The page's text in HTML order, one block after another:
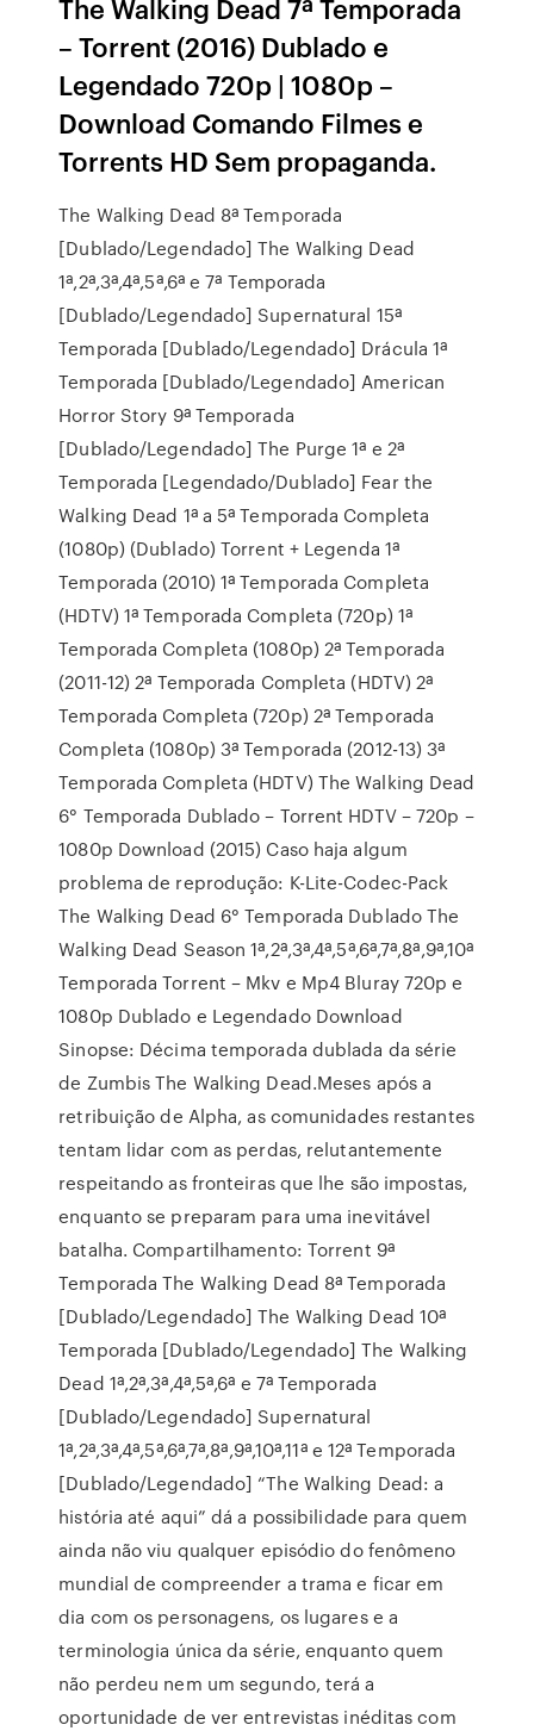
The Walking Dead 7ª Temporada
– Torrent (2016) Dublado e
Legendado 720p | 1080p –
Download Comando Filmes e
Torrents HD Sem propaganda.
The Walking Dead 8ª Temporada
[Dublado/Legendado] The Walking Dead
1ª,2ª,3ª,4ª,5ª,6ª e 7ª Temporada
[Dublado/Legendado] Supernatural 15ª
Temporada [Dublado/Legendado] Drácula 1ª
Temporada [Dublado/Legendado] American
Horror Story 9ª Temporada
[Dublado/Legendado] The Purge 1ª e 2ª
Temporada [Legendado/Dublado] Fear the
Walking Dead 1ª a 5ª Temporada Completa
(1080p) (Dublado) Torrent + Legenda 1ª
Temporada (2010) 1ª Temporada Completa
(HDTV) 1ª Temporada Completa (720p) 1ª
Temporada Completa (1080p) 2ª Temporada
(2011-12) 2ª Temporada Completa (HDTV) 2ª
Temporada Completa (720p) 2ª Temporada
Completa (1080p) 3ª Temporada (2012-13) 3ª
Temporada Completa (HDTV) The Walking Dead
6° Temporada Dublado – Torrent HDTV – 720p –
1080p Download (2015) Caso haja algum
problema de reprodução: K-Lite-Codec-Pack
The Walking Dead 6° Temporada Dublado The
Walking Dead Season 1ª,2ª,3ª,4ª,5ª,6ª,7ª,8ª,9ª,10ª
Temporada Torrent – Mkv e Mp4 Bluray 720p e
1080p Dublado e Legendado Download
Sinopse: Décima temporada dublada da série
de Zumbis The Walking Dead.Meses após a
retribuição de Alpha, as comunidades restantes
tentam lidar com as perdas, relutantemente
respeitando as fronteiras que lhe são impostas,
enquanto se preparam para uma inevitável
batalha. Compartilhamento: Torrent 9ª
Temporada The Walking Dead 8ª Temporada
[Dublado/Legendado] The Walking Dead 10ª
Temporada [Dublado/Legendado] The Walking
Dead 1ª,2ª,3ª,4ª,5ª,6ª e 7ª Temporada
[Dublado/Legendado] Supernatural
1ª,2ª,3ª,4ª,5ª,6ª,7ª,8ª,9ª,10ª,11ª e 12ª Temporada
[Dublado/Legendado] “The Walking Dead: a
história até aqui” dá a possibilidade para quem
ainda não viu qualquer episódio do fenômeno
mundial de compreender a trama e ficar em
dia com os personagens, os lugares e a
terminologia única da série, enquanto quem
não perdeu nem um segundo, terá a
oportunidade de ver entrevistas inéditas com